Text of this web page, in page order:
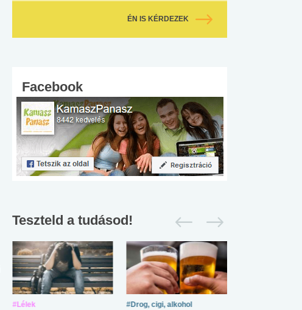
ÉN IS KÉRDEZEK
Facebook
Teszteld a tudásod!
#Lélek #Drog, cigi, alkohol